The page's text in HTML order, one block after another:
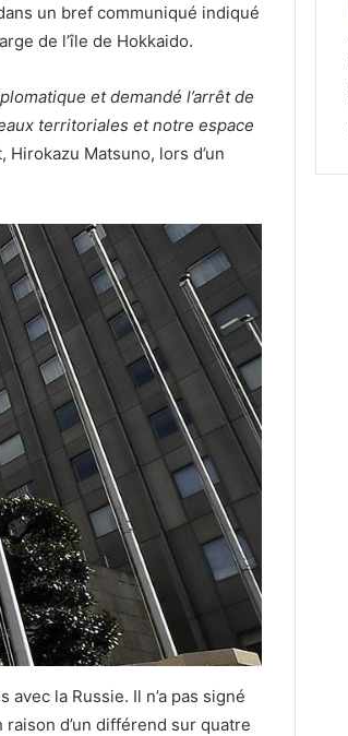
un bref communiqué indiqué
de l’île de Hokkaido.
et demandé l’arrêt de
territoriales et notre espace
Matsuno, lors d’un
la Russie. Il n’a pas signé
d’un différend sur quatre